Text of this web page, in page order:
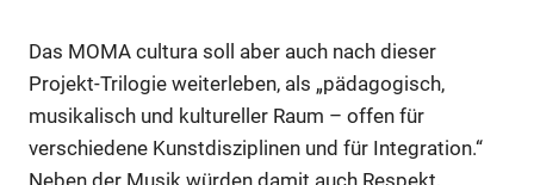
Das MOMA cultura soll aber auch nach dieser
Projekt-Trilogie weiterleben, als „pädagogisch,
musikalisch und kultureller Raum – offen für
verschiedene Kunstdisziplinen und für Integration.“